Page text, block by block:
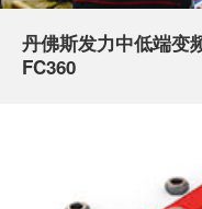
丹佛斯发力中低端变
FC360